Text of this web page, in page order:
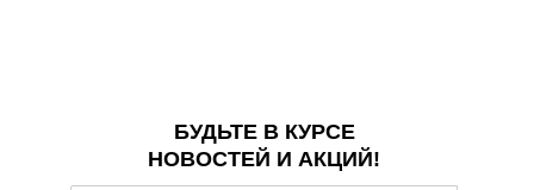
БУДЬТЕ В КУРСЕ
НОВОСТЕЙ И АКЦИЙ!